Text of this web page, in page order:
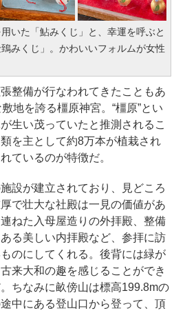
いた「鮎みくじ」と、幸運を呼ぶと
みくじ」。かわいいフォルムが女性
整備が行なわれてきたこともあ
地を誇る橿原神宮。“橿原”とい
生い茂っていたと推測されるこ
を主として約8万本が植栽され
ているのが特徴だ。
設が建立されており、見どころ
で壮大な社殿は一見の価値があ
ねた入母屋造りの外拝殿、整備
る美しい内拝殿など、参拝に訪
のにしてくれる。後背には緑が
来大和の趣を感じることができ
ちなみに畝傍山は標高199.8mの
中にある登山口から登って、頂